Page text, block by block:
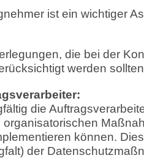
ist ein wichtiger
die bei der
werden
die
können.
der